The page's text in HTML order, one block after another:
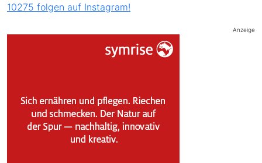
10275 folgen auf Instagram!
Anzeige